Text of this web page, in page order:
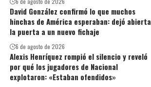
David González confirmó lo que muchos
hinchas de América esperaban: dejó abierta
la puerta a un nuevo fichaje
6 de agosto de 2026
Alexis Henríquez rompió el silencio y reveló
por qué los jugadores de Nacional
explotaron: «Estaban ofendidos»